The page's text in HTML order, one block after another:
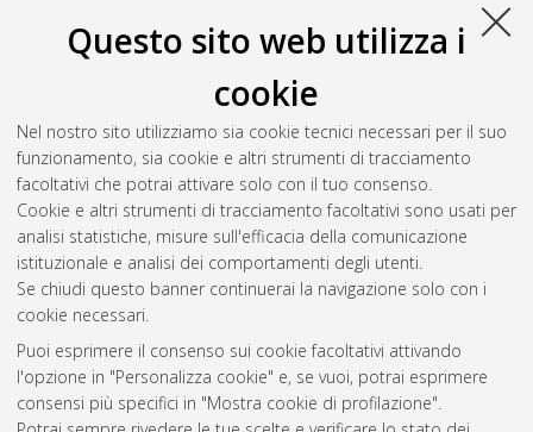
Questo sito web utilizza i
cookie
Nel nostro sito utilizziamo sia cookie tecnici necessari per il suo
funzionamento, sia cookie e altri strumenti di tracciamento
facoltativi che potrai attivare solo con il tuo consenso.
Cookie e altri strumenti di tracciamento facoltativi sono usati per
analisi statistiche, misure sull'efficacia della comunicazione
istituzionale e analisi dei comportamenti degli utenti.
Se chiudi questo banner continuerai la navigazione solo con i
cookie necessari.
Puoi esprimere il consenso sui cookie facoltativi attivando
l'opzione in "Personalizza cookie" e, se vuoi, potrai esprimere
consensi più specifici in "Mostra cookie di profilazione".
Salva citazione
Condividi
Il full-text non è disponibile per scelta dell'autore. (
Abstract
Altri metadati
Gestione del documento:
Atom
Rss 1.0